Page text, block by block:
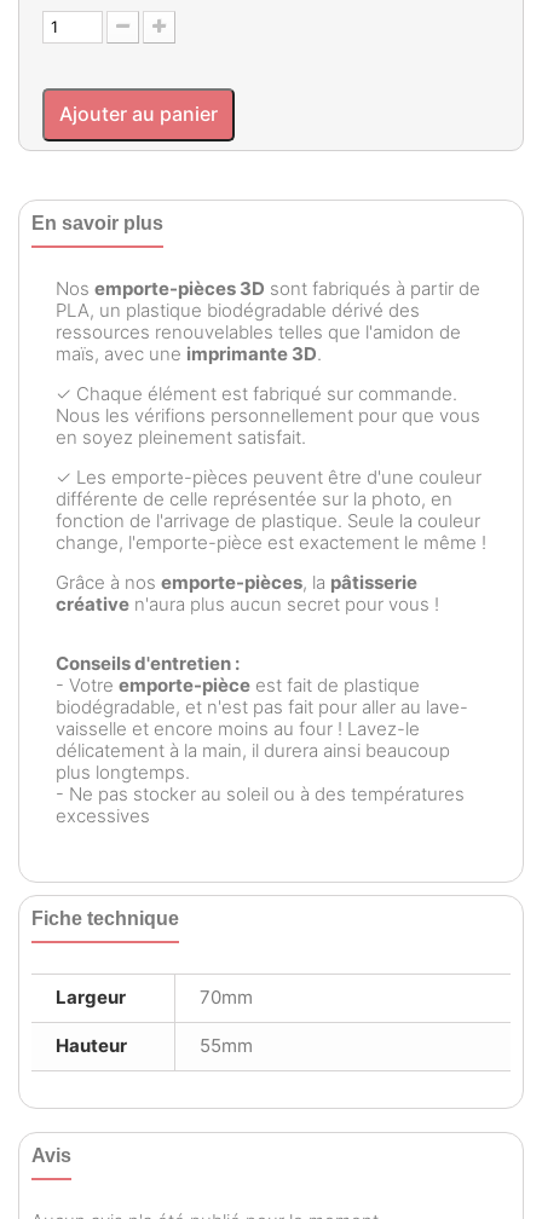
Ajouter au panier
En savoir plus
Nos emporte-pièces 3D sont fabriqués à partir de
PLA, un plastique biodégradable dérivé des
ressources renouvelables telles que l'amidon de
maïs, avec une imprimante 3D.
✓ Chaque élément est fabriqué sur commande.
Nous les vérifions personnellement pour que vous
en soyez pleinement satisfait.
✓ Les emporte-pièces peuvent être d'une couleur
différente de celle représentée sur la photo, en
fonction de l'arrivage de plastique. Seule la couleur
change, l'emporte-pièce est exactement le même !
Grâce à nos emporte-pièces, la pâtisserie
créative n'aura plus aucun secret pour vous !
Conseils d'entretien :
- Votre emporte-pièce est fait de plastique
biodégradable, et n'est pas fait pour aller au lave-
vaisselle et encore moins au four ! Lavez-le
délicatement à la main, il durera ainsi beaucoup
plus longtemps.
- Ne pas stocker au soleil ou à des températures
excessives
Fiche technique
Largeur 70mm
Hauteur 55mm
Avis